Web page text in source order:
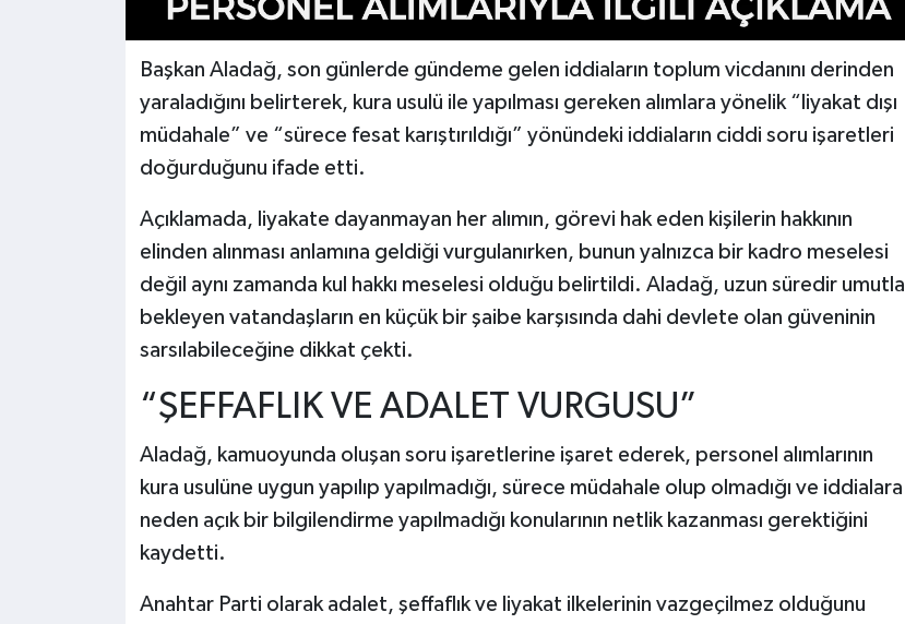
Başkan Aladağ, son günlerde gündeme gelen iddiaların toplum vicdanını derinden
yaraladığını belirterek, kura usulü ile yapılması gereken alımlara yönelik “liyakat dışı
müdahale” ve “sürece fesat karıştırıldığı” yönündeki iddiaların ciddi soru işaretleri
doğurduğunu ifade etti.
Açıklamada, liyakate dayanmayan her alımın, görevi hak eden kişilerin hakkının
elinden alınması anlamına geldiği vurgulanırken, bunun yalnızca bir kadro meselesi
değil aynı zamanda kul hakkı meselesi olduğu belirtildi. Aladağ, uzun süredir umutla
bekleyen vatandaşların en küçük bir şaibe karşısında dahi devlete olan güveninin
sarsılabileceğine dikkat çekti.
“ŞEFFAFLIK VE ADALET VURGUSU”
Aladağ, kamuoyunda oluşan soru işaretlerine işaret ederek, personel alımlarının
kura usulüne uygun yapılıp yapılmadığı, sürece müdahale olup olmadığı ve iddialara
neden açık bir bilgilendirme yapılmadığı konularının netlik kazanması gerektiğini
kaydetti.
Anahtar Parti olarak adalet, şeffaflık ve liyakat ilkelerinin vazgeçilmez olduğunu